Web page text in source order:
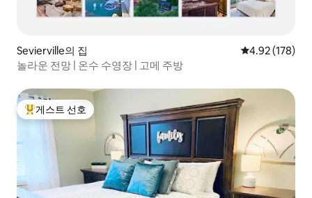
Sevierville의 집 평점 4.92점(5
4.92 (178)
놀라운 전망 | 온수 수영장 | 고메 주방
상위 게스트 선호
게스트 선호